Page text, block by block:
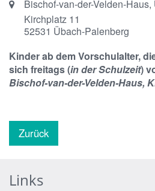
Ort: Bischof-van-der-Velden-Haus,
Kirchplatz 11
52531 Übach-Palenberg
Kinder ab dem Vorschulalter,
sich freitags (in der Schulzeit)
Bischof-van-der-Velden-Haus,
Zurück
Links